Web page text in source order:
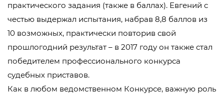
практического задания (также в баллах). Евгений с
честью выдержал испытания, набрав 8,8 баллов из
10 возможных, практически повторив свой
прошлогодний результат – в 2017 году он также стал
победителем профессионального конкурса
судебных приставов.
Как в любом ведомственном Конкурсе, важную роль